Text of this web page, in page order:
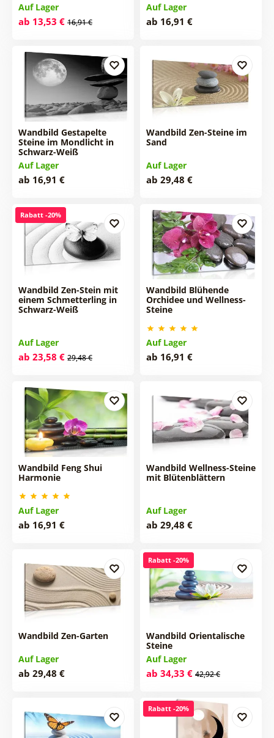
Auf Lager
ab 13,53 € 16,91 €
Auf Lager
ab 16,91 €
Wandbild Gestapelte
Steine im Mondlicht in
Schwarz-Weiß
Auf Lager
ab 16,91 €
Wandbild Zen-Steine im
Sand
Auf Lager
ab 29,48 €
Rabatt -20%
Wandbild Zen-Stein mit
einem Schmetterling in
Schwarz-Weiß
Auf Lager
ab 23,58 € 29,48 €
Wandbild Blühende
Orchidee und Wellness-
Steine
Auf Lager
ab 16,91 €
Wandbild Feng Shui
Harmonie
Auf Lager
ab 16,91 €
Wandbild Wellness-Steine
mit Blütenblättern
Auf Lager
ab 29,48 €
Wandbild Zen-Garten
Auf Lager
ab 29,48 €
Rabatt -20%
Wandbild Orientalische
Steine
Auf Lager
ab 34,33 € 42,92 €
Rabatt -20%